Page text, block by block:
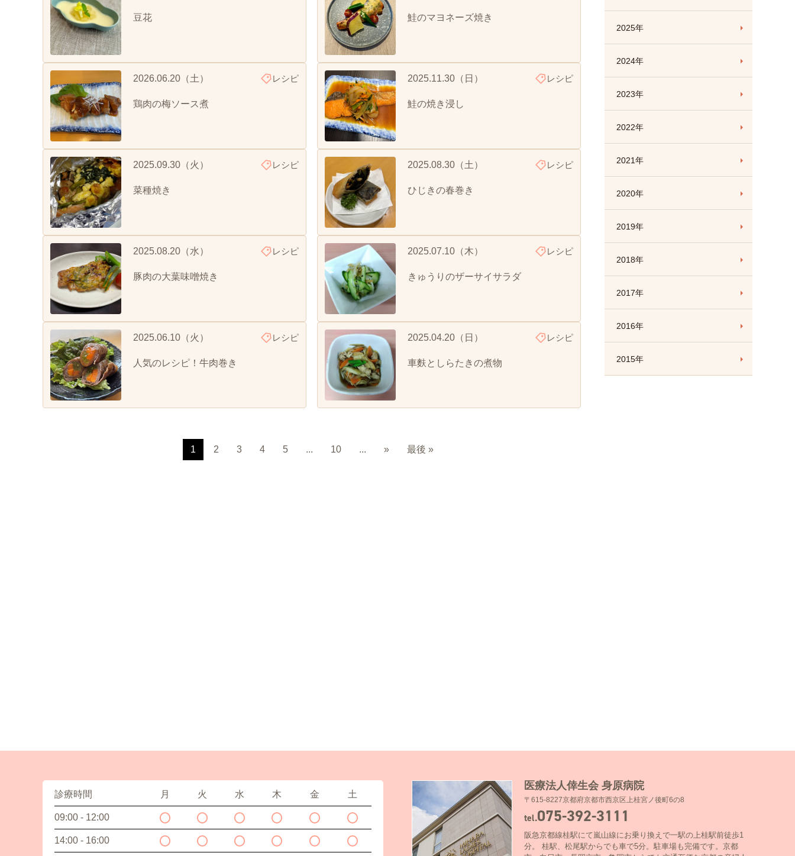
豆花 鮭のマヨネーズ焼き
2026.06.20（土） レシピ
鶏肉の梅ソース煮
2025.11.30（日） レシピ
鮭の焼き浸し
2025.09.30（火） レシピ
菜種焼き
2025.08.30（土） レシピ
ひじきの春巻き
2025.08.20（水） レシピ
豚肉の大葉味噌焼き
2025.07.10（木） レシピ
きゅうりのザーサイサラダ
2025.06.10（火） レシピ
人気のレシピ！牛肉巻き
2025.04.20（日） レシピ
車麩としらたきの煮物
1 2 3 4 5 ... 10 ... » 最後 »
2025年
2024年
2023年
2022年
2021年
2020年
2019年
2018年
2017年
2016年
2015年
診療時間 月 火 水 木 金 土
09:00 - 12:00
14:00 - 16:00
医療法人倖生会 身原病院
〒615-8227京都府京都市西京区上桂宮ノ後町6の8
tel.075-392-3111
阪急京都線桂駅にて嵐山線にお乗り換えで一駅の上桂駅前徒歩1
分。 桂駅、松尾駅からでも車で5分。駐車場も完備です。京都